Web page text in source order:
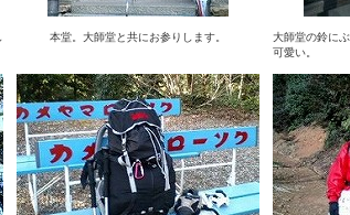
本堂。大師堂と共にお参りします。
大師堂の鈴に
可愛い。